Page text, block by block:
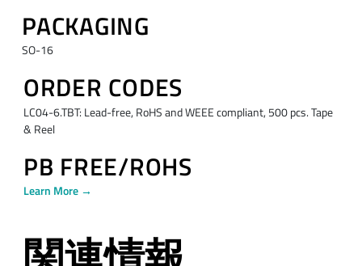
PACKAGING
SO-16
ORDER CODES
LC04-6.TBT: Lead-free, RoHS and WEEE compliant, 500 pcs. Tape
& Reel
PB FREE/ROHS
Learn More →